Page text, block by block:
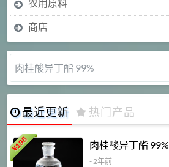
农用原料
商店
肉桂酸异丁酯 99%
最近更新 热门产品
¥
198 肉桂酸异丁酯 99%
- 2年前